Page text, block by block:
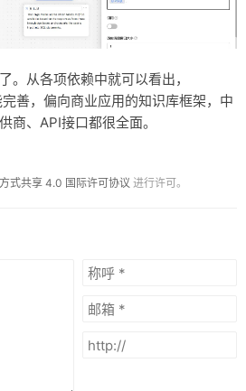
。从各项依赖中就可以看出，
善，偏向商业应用的知识库框架，中
商、API接口都很全面。
式共享 4.0 国际许可协议 进行许可。